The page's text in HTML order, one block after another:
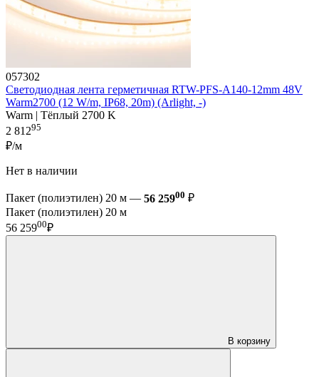
057302
Светодиодная лента герметичная RTW-PFS-A140-12mm 48V
Warm2700 (12 W/m, IP68, 20m) (Arlight, -)
Warm | Тёплый 2700 K
2 81295
₽/м
Нет в наличии
Пакет (полиэтилен) 20 м — 56 25900 ₽
Пакет (полиэтилен) 20 м
56 25900₽
В корзину